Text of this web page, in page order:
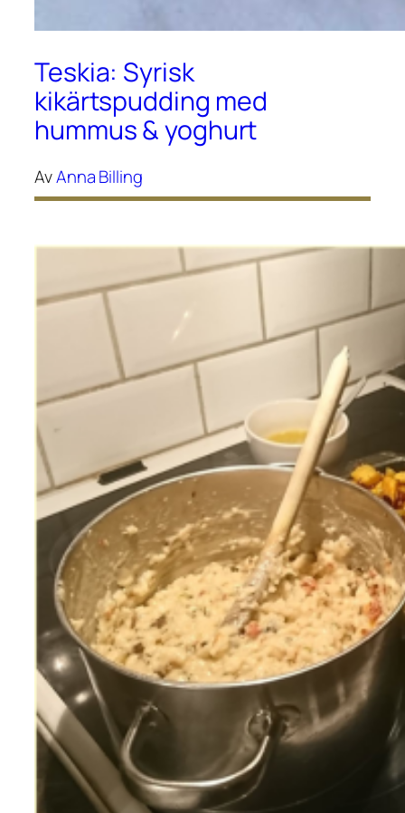
Teskia: Syrisk
kikärtspudding med
hummus & yoghurt
AvAnna Billing